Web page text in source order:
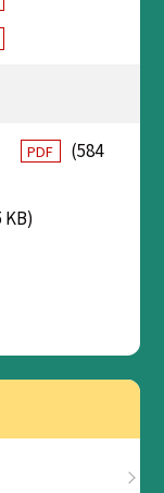
PDF
(584
KB)